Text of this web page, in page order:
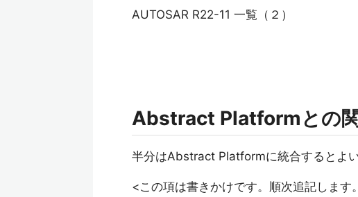
AUTOSAR R22-11 一覧（２）
Abstract Platformとの
半分はAbstract Platformに統合するとよい
<この項は書きかけです。順次追記します